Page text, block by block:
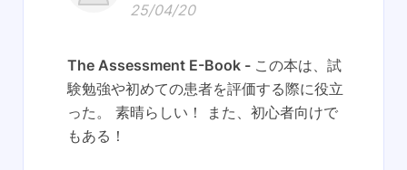
25/04/20
The Assessment E-Book
この本は、試
験勉強や初めての患者を評価する際に役立
った。 素晴らしい！ また、初心者向けで
もある！